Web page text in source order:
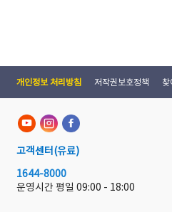
개인정보 처리방침 저작권보호정책 찾
고객센터 (유료)
1644-8000
운영시간 평일 09:00 - 18:00